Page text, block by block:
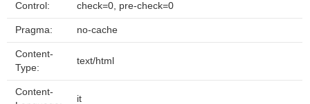
Control:
check=0, pre-check=0
Pragma: no-cache
Content-
Type:
text/html
Content-
it